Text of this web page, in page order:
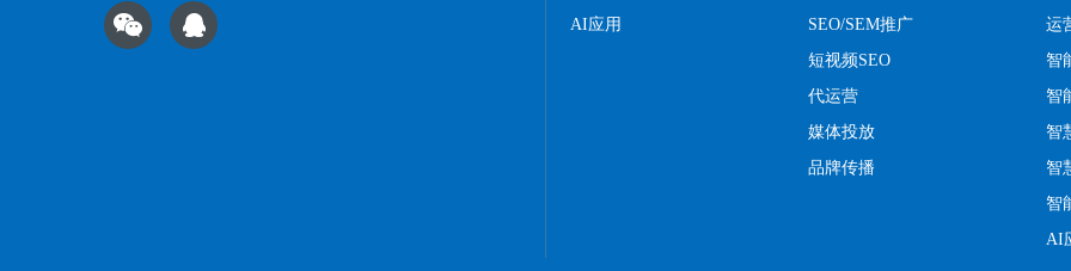
AI应用
SEO/SEM推广
短视频SEO
代运营
媒体投放
品牌传播
运
智
智
智
智
智
AI